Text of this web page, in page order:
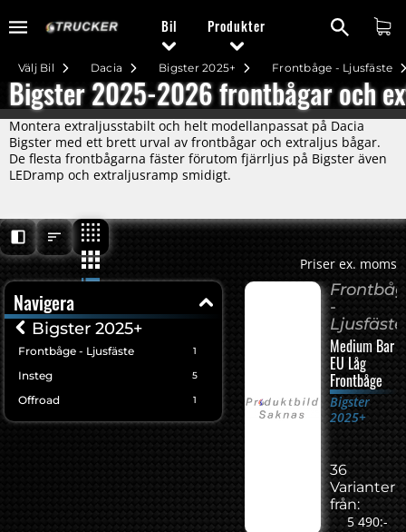
Bil Produkter
Frontbåge - Ljusfäste
Bigster 2025+
Dacia
Välj Bil
Bigster 2025-2026 frontbågar och
Montera extraljusstabilt och helt modellanpassat på Dacia
Bigster med ett brett urval av frontbågar och extraljus bågar.
De flesta frontbågarna fäster förutom fjärrljus på Bigster även
LEDramp och extraljusramp smidigt.
Priser ex. moms
Navigera
Bigster 2025+
Frontbåge - Ljusfäste 1
Insteg 5
Offroad 1
-
Ljusfäste
Medium Bar
EU Låg
Frontbåge
Bigster
2025+
36
Varianter
från:
5 490:-